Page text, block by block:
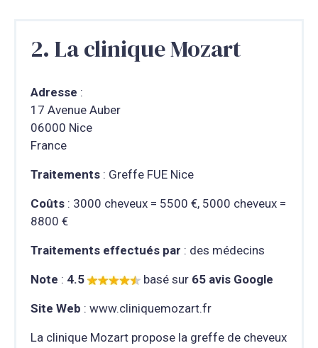
2. La clinique Mozart
Adresse :
17 Avenue Auber
06000 Nice
France
Traitements : Greffe FUE Nice
Coûts : 3000 cheveux = 5500 €, 5000 cheveux =
8800 €
Traitements effectués par : des médecins
Note : 4.5 basé sur 65 avis Google
Site Web : www.cliniquemozart.fr
La clinique Mozart propose la greffe de cheveux